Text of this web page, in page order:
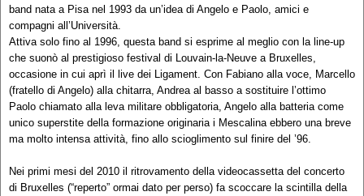
band nata a Pisa nel 1993 da un’idea di Angelo e Paolo, amici e
compagni all’Università.
Attiva solo fino al 1996, questa band si esprime al meglio con la line-up
che suonò al prestigioso festival di Louvain-la-Neuve a Bruxelles,
occasione in cui aprì il live dei Ligament. Con Fabiano alla voce, Marcello
(fratello di Angelo) alla chitarra, Andrea al basso a sostituire l’ottimo
Paolo chiamato alla leva militare obbligatoria, Angelo alla batteria come
unico superstite della formazione originaria i Mescalina ebbero una breve
ma molto intensa attività, fino allo scioglimento sul finire del ’96.
Nei primi mesi del 2010 il ritrovamento della videocassetta del concerto
di Bruxelles (“reperto” ormai dato per perso) fa scoccare la scintilla della